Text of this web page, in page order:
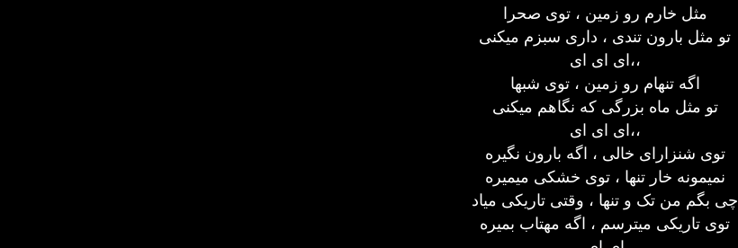
مثل خارم رو زمین ، توی صحرا
تو مثل بارون تندی ، داری سبزم میکنی
ای ای ای،،
اگه تنهام رو زمین ، توی شبها
تو مثل ماه بزرگی که نگاهم میکنی
ای ای ای،،
توی شنزارای خالی ، اگه بارون نگیره
نمیمونه خار تنها ، توی خشکی میمیره
چی بگم من تک و تنها ، وقتی تاریکی میاد
توی تاریکی میترسم ، اگه مهتاب بمیره